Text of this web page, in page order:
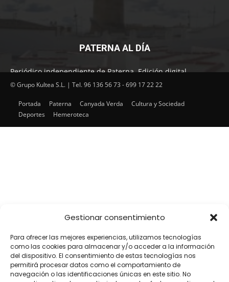
Gestionar consentimiento
Para ofrecer las mejores experiencias, utilizamos tecnologías
como las cookies para almacenar y/o acceder a la información
del dispositivo. El consentimiento de estas tecnologías nos
permitirá procesar datos como el comportamiento de
navegación o las identificaciones únicas en este sitio. No
PATERNA AL DÍA
Periódico independiente de Paterna. Edición digital.
Encuentra cada mes en tu punto habitual nuestra edición
Paterna.
© Grupo Kultea S.L. | Tel. 96 136 56 73 - 699 17 22 22
Portada Paterna Canyada Verda
Cultura y Sociedad
Deportes
Hemeroteca